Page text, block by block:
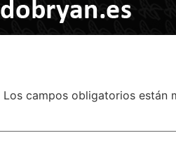
Los campos obligatorios están